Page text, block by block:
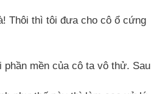
Thôi thì tôi đưa cho cô ổ cứng
mền của cô ta vô thử. Sau